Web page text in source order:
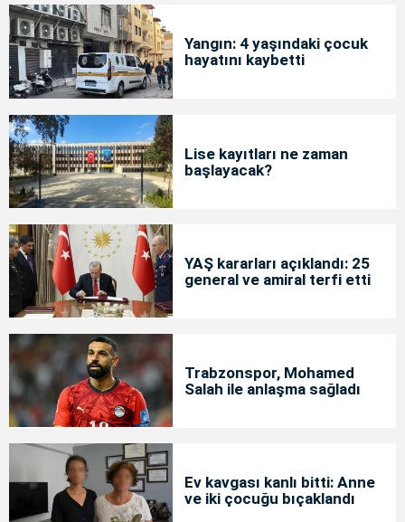
Yangın: 4 yaşındaki çocuk
hayatını kaybetti
Lise kayıtları ne zaman
başlayacak?
YAŞ kararları açıklandı: 25
general ve amiral terfi etti
Trabzonspor, Mohamed
Salah ile anlaşma sağladı
Ev kavgası kanlı bitti: Anne
ve iki çocuğu bıçaklandı